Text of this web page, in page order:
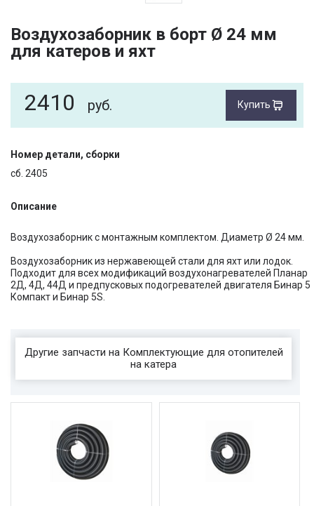
Воздухозаборник в борт Ø 24 мм
для катеров и яхт
2410 руб. Купить
Номер детали, сборки
сб. 2405
Описание
Воздухозаборник с монтажным комплектом. Диаметр Ø 24 мм.
Воздухозаборник из нержавеющей стали для яхт или лодок.
Подходит для всех модификаций воздухонагревателей Планар
2Д, 4Д, 44Д и предпусковых подогревателей двигателя Бинар 5
Компакт и Бинар 5S.
Другие запчасти на Комплектующие для отопителей
на катера